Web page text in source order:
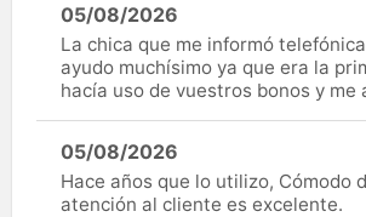
05/08/2026
La chica que me informó
ayudo muchísimo ya que era la
hacía uso de vuestros bonos y me
05/08/2026
Hace años que lo utilizo, Cómodo
atención al cliente es excelente.